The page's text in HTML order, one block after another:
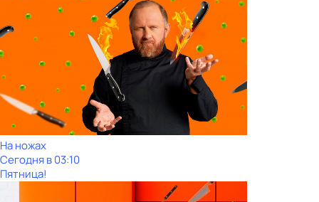
На ножах
Сегодня в 03:10
Пятница!